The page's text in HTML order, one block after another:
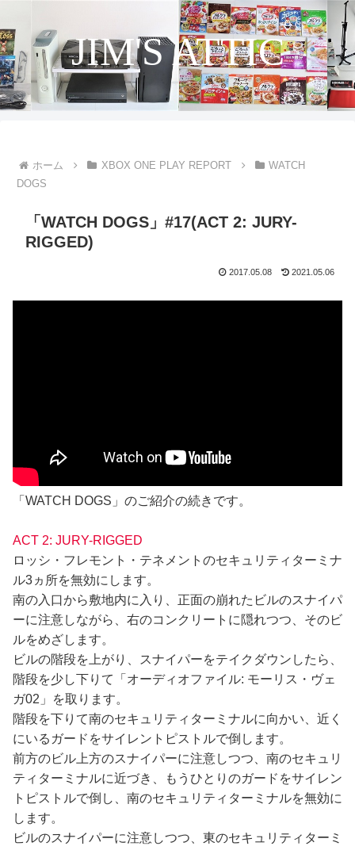
JIM'S ATTIC
ホーム XBOX ONE PLAY REPORT
WATCH
DOGS
「WATCH DOGS」#17(ACT 2: JURY-
RIGGED)
2017.05.08 2021.05.06
「WATCH DOGS」のご紹介の続きです。
ACT 2: JURY-RIGGED
ロッシ・フレモント・テネメントのセキュリティターミナ
ル3ヵ所を無効にします。
南の入口から敷地内に入り、正面の崩れたビルのスナイパ
ーに注意しながら、右のコンクリートに隠れつつ、そのビ
ルをめざします。
ビルの階段を上がり、スナイパーをテイクダウンしたら、
階段を少し下りて「オーディオファイル: モーリス・ヴェ
ガ02」を取ります。
階段を下りて南のセキュリティターミナルに向かい、近く
にいるガードをサイレントピストルで倒します。
前方のビル上方のスナイパーに注意しつつ、南のセキュリ
ティターミナルに近づき、もうひとりのガードをサイレン
トピストルで倒し、南のセキュリティターミナルを無効に
します。
ビルのスナイパーに注意しつつ、東のセキュリティターミ